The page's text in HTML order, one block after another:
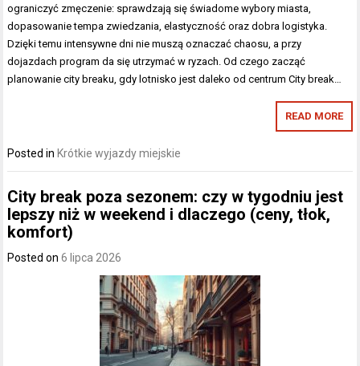
ograniczyć zmęczenie: sprawdzają się świadome wybory miasta,
dopasowanie tempa zwiedzania, elastyczność oraz dobra logistyka.
Dzięki temu intensywne dni nie muszą oznaczać chaosu, a przy
dojazdach program da się utrzymać w ryzach. Od czego zacząć
planowanie city breaku, gdy lotnisko jest daleko od centrum City break…
READ MORE
Posted in Krótkie wyjazdy miejskie
City break poza sezonem: czy w tygodniu jest
lepszy niż w weekend i dlaczego (ceny, tłok,
komfort)
Posted on6 lipca 2026